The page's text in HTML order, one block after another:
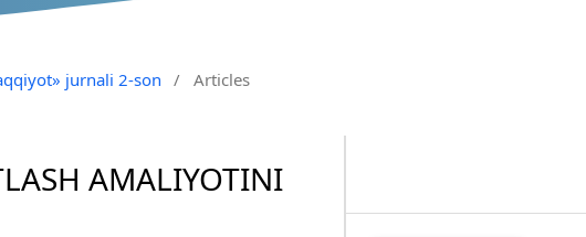
jurnali 2-son / Articles
AMALIYOTINI